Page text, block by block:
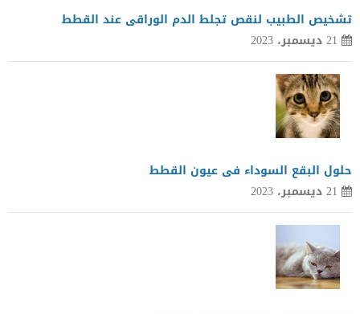
تشخيص الطبيب لنقص تجلط الدم الوراقى عند القطط
21 ديسمبر، 2023
حلول البقع السوداء فى عيون القطط
21 ديسمبر، 2023